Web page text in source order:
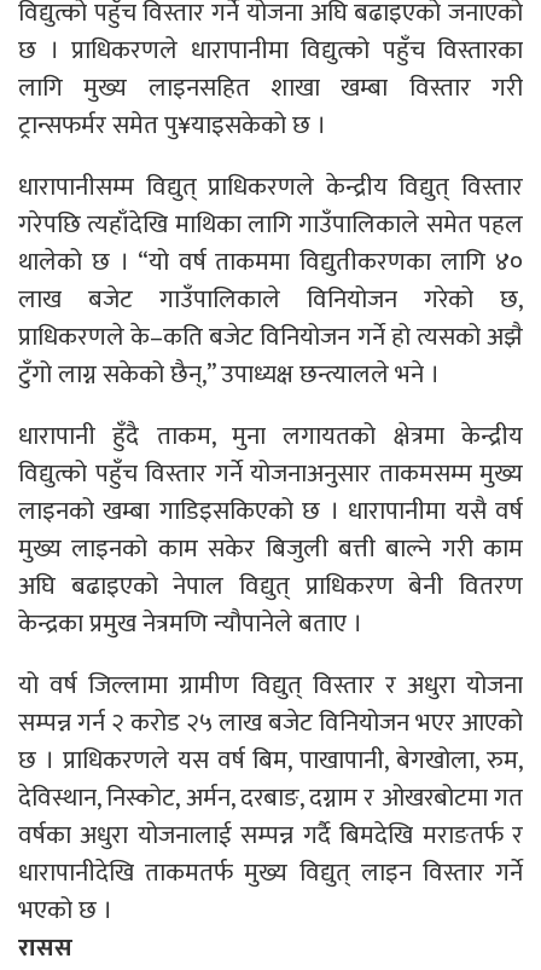
विद्युत्को पहुँच विस्तार गर्ने योजना अघि बढाइएको जनाएको
छ । प्राधिकरणले धारापानीमा विद्युत्को पहुँच विस्तारका
लागि मुख्य लाइनसहित शाखा खम्बा विस्तार गरी
ट्रान्सफर्मर समेत पु¥याइसकेको छ ।
धारापानीसम्म विद्युत् प्राधिकरणले केन्द्रीय विद्युत् विस्तार
गरेपछि त्यहाँदेखि माथिका लागि गाउँपालिकाले समेत पहल
थालेको छ । “यो वर्ष ताकममा विद्युतीकरणका लागि ४०
लाख बजेट गाउँपालिकाले विनियोजन गरेको छ,
प्राधिकरणले के–कति बजेट विनियोजन गर्ने हो त्यसको अझै
टुँगो लाग्न सकेको छैन्,” उपाध्यक्ष छन्त्यालले भने ।
धारापानी हुँदै ताकम, मुना लगायतको क्षेत्रमा केन्द्रीय
विद्युत्को पहुँच विस्तार गर्ने योजनाअनुसार ताकमसम्म मुख्य
लाइनको खम्बा गाडिइसकिएको छ । धारापानीमा यसै वर्ष
मुख्य लाइनको काम सकेर बिजुली बत्ती बाल्ने गरी काम
अघि बढाइएको नेपाल विद्युत् प्राधिकरण बेनी वितरण
केन्द्रका प्रमुख नेत्रमणि न्यौपानेले बताए ।
यो वर्ष जिल्लामा ग्रामीण विद्युत् विस्तार र अधुरा योजना
सम्पन्न गर्न २ करोड २५ लाख बजेट विनियोजन भएर आएको
छ । प्राधिकरणले यस वर्ष बिम, पाखापानी, बेगखोला, रुम,
देविस्थान, निस्कोट, अर्मन, दरबाङ, दग्नाम र ओखरबोटमा गत
वर्षका अधुरा योजनालाई सम्पन्न गर्दै बिमदेखि मराङतर्फ र
धारापानीदेखि ताकमतर्फ मुख्य विद्युत् लाइन विस्तार गर्ने
भएको छ ।
रासस